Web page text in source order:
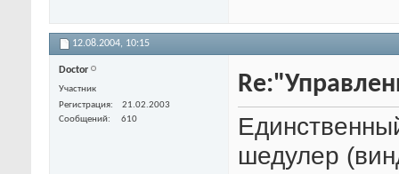
12.08.2004, 10:15
Doctor
Участник
Регистрация
21.02.2003
Сообщений
610
шедулер